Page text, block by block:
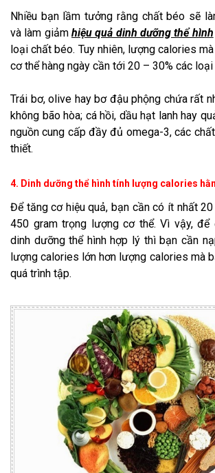
Nhiều bạn lầm tưởng rằng chất béo sẽ
và làm giảm hiệu quả dinh dưỡng thể hình
loại chất béo. Tuy nhiên, lượng calories
cơ thể hàng ngày cần tới 20 – 30% các
Trái bơ, olive hay bơ đậu phộng chứa rất
không bão hòa; cá hồi, dầu hạt lanh hay
nguồn cung cấp đầy đủ omega-3, các
thiết.
4. Dinh dưỡng thể hình tính lượng calories
Để tăng cơ hiệu quả, bạn cần có ít nhất
450 gram trọng lượng cơ thể. Vì vậy,
dinh dưỡng thể hình hợp lý thì bạn cần
lượng calories lớn hơn lượng calories mà
quá trình tập.